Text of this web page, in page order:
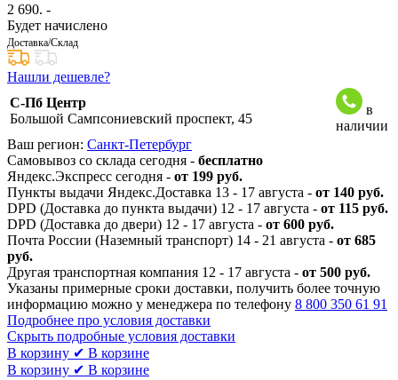
2 690. -
Будет начислено
Доставка/Склад
Нашли дешевле?
С-Пб Центр
Большой Сампсониевский проспект, 45
в
наличии
Ваш регион: Санкт-Петербург
Самовывоз со склада сегодня - бесплатно
Яндекс.Экспресс сегодня - от 199 руб.
Пункты выдачи Яндекс.Доставка 13 - 17 августа - от 140 руб.
DPD (Доставка до пункта выдачи) 12 - 17 августа - от 115 руб.
DPD (Доставка до двери) 12 - 17 августа - от 600 руб.
Почта России (Наземный транспорт) 14 - 21 августа - от 685
руб.
Другая транспортная компания 12 - 17 августа - от 500 руб.
Указаны примерные сроки доставки, получить более точную
информацию можно у менеджера по телефону 8 800 350 61 91
Подробнее про условия доставки
Скрыть подробные условия доставки
В корзину ✔ В корзине
В корзину ✔ В корзине